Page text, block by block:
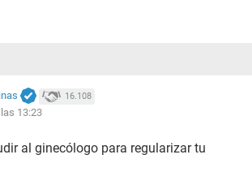
16.108
13:23
al ginecólogo para regularizar tu